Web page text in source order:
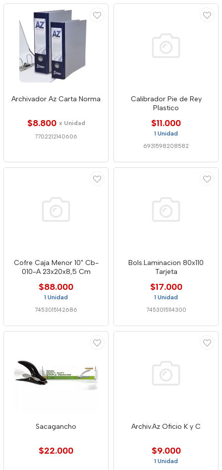
Archivador Az Carta Norma
$8.800 x Unidad
7702212140606
Calibrador Pie de Rey
Plastico
$11.000
1 Unidad
6931598208582
Cofre Caja Menor 10" Cb-
010-A 23x20x8,5 Cm
$88.000
1 Unidad
7453015142686
Bols.Laminacion 80x110
Tarjeta
$17.000
1 Unidad
7453015114300
Sacagancho
$22.000
Archiv.Az Oficio K y C
$9.000
1 Unidad